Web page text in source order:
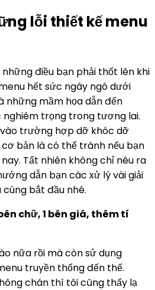
lỗi thiết kế menu
điều bạn phải thốt lên khi
hết sức ngây ngô dưới
những mầm họa dẫn đến
trọng trong tương lai.
trường hợp dỡ khóc dỡ
bản là có thể tránh nếu bạn
Tất nhiên không chỉ nêu ra
dẫn bạn các xử lý vài giải
bắt đầu nhé.
chữ, 1 bên giá, thêm tí
nữa rồi mà còn sử dụng
truyền thống đến thế.
chán thì tôi cũng thấy lạ